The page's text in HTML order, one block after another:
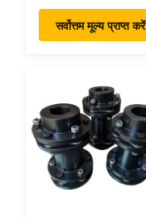
कॉम्पैक्ट फुटप्रिंट
सर्वोत्तम मूल्य प्राप्त करें